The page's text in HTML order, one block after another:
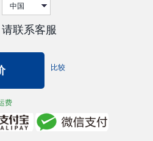
请联系客服
费
比较